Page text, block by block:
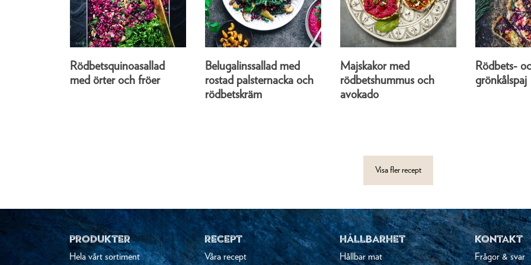
Rödbetsquinoasallad
med örter och fröer
Belugalinssallad med
rostad palsternacka och
rödbetskräm
Majskakor med
rödbetshummus och
avokado
Rödbets-
grönkålspaj
Visa fler recept
PRODUKTER
Hela vårt sortiment
RECEPT
Våra recept
HÅLLBARHET
Hållbar mat
KONTAKT
Frågor & svar